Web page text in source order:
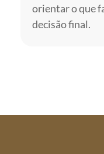
orientar o que
decisão final.